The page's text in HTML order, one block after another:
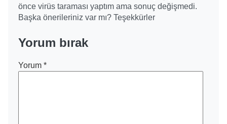
önce virüs taraması yaptım ama sonuç değişmedi.
Başka önerileriniz var mı? Teşekkürler
Yorum bırak
Yorum *